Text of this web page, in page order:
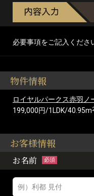
必要事項をご記入くださ
物件情報
ロイヤルパークス赤羽ノ
199,000円/1LDK/40.95m
お客様情報
お名前 必須